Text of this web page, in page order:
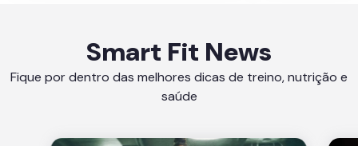
Smart Fit News
Fique por dentro das melhores dicas de treino, nutrição e
saúde